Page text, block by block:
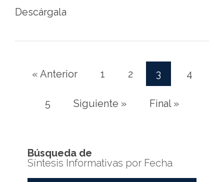
Descárgala
« Anterior 1 2
3
4
5 Siguiente » Final »
Búsqueda de
Síntesis Informativas por Fecha